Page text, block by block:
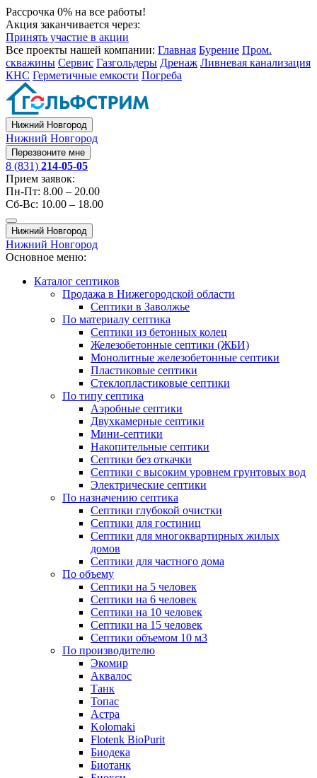
Рассрочка 0% на все работы!
Акция заканчивается через:
Принять участие в акции
Все проекты нашей компании: Главная Бурение Пром.
скважины Сервис Газгольдеры Дренаж Ливневая канализация
КНС Герметичные емкости Погреба
Нижний Новгород
Нижний Новгород
Перезвоните мне
8 (831) 214-05-05
Прием заявок:
Пн-Пт: 8.00 – 20.00
Сб-Вс: 10.00 – 18.00
Нижний Новгород
Нижний Новгород
Основное меню:
Каталог септиков
Продажа в Нижегородской области
Септики в Заволжье
По материалу септика
Септики из бетонных колец
Железобетонные септики (ЖБИ)
Монолитные железобетонные септики
Пластиковые септики
Стеклопластиковые септики
По типу септика
Аэробные септики
Двухкамерные септики
Мини-септики
Накопительные септики
Септики без откачки
Септики с высоким уровнем грунтовых вод
Электрические септики
По назначению септика
Септики глубокой очистки
Септики для гостиниц
Септики для многоквартирных жилых
домов
Септики для частного дома
По объему
Септики на 5 человек
Септики на 6 человек
Септики на 10 человек
Септики на 15 человек
Септики объемом 10 м3
По производителю
Экомир
Аквалос
Танк
Топас
Астра
Kolomaki
Flotenk BioPurit
Биодека
Биотанк